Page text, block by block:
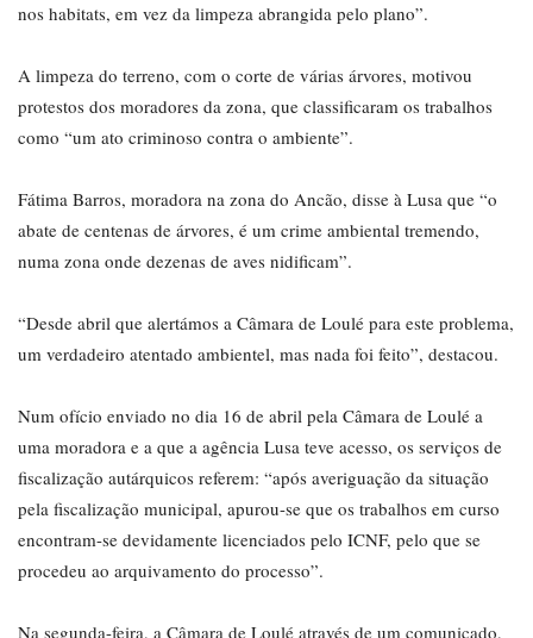
nos habitats, em vez da limpeza abrangida pelo plano”.
A limpeza do terreno, com o corte de várias árvores, motivou
protestos dos moradores da zona, que classificaram os trabalhos
como “um ato criminoso contra o ambiente”.
Fátima Barros, moradora na zona do Ancão, disse à Lusa que “o
abate de centenas de árvores, é um crime ambiental tremendo,
numa zona onde dezenas de aves nidificam”.
“Desde abril que alertámos a Câmara de Loulé para este problema,
um verdadeiro atentado ambientel, mas nada foi feito”, destacou.
Num ofício enviado no dia 16 de abril pela Câmara de Loulé a
uma moradora e a que a agência Lusa teve acesso, os serviços de
fiscalização autárquicos referem: “após averiguação da situação
pela fiscalização municipal, apurou-se que os trabalhos em curso
encontram-se devidamente licenciados pelo ICNF, pelo que se
procedeu ao arquivamento do processo”.
Na segunda-feira, a Câmara de Loulé através de um comunicado,